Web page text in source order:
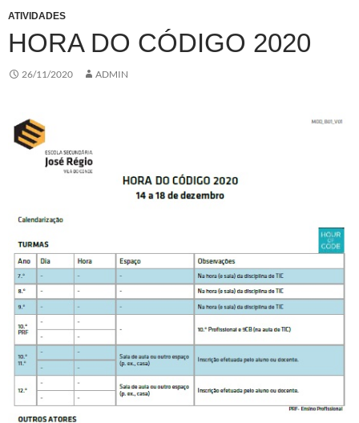
ATIVIDADES
HORA DO CÓDIGO 2020
26/11/2020 ADMIN